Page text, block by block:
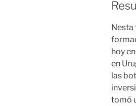
Nesta
hoy
en
las
tomó